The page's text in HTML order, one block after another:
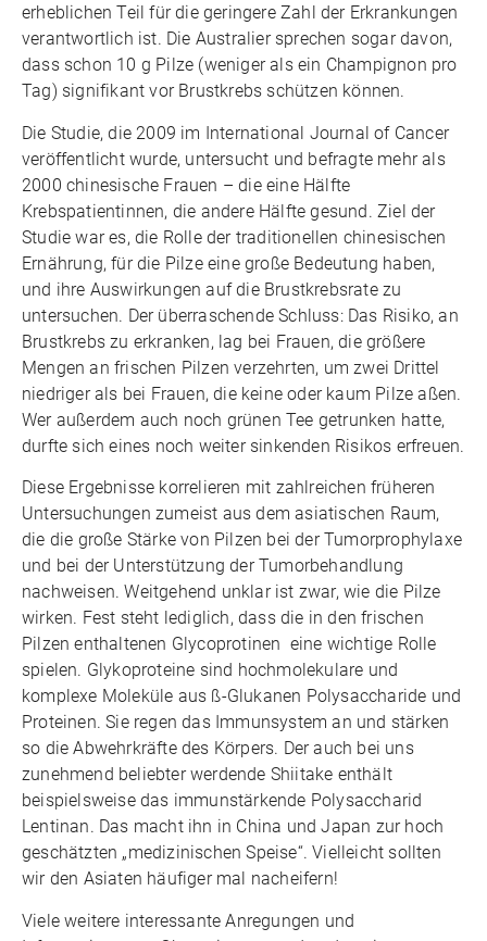
erheblichen Teil für die geringere Zahl der Erkrankungen
verantwortlich ist. Die Australier sprechen sogar davon,
dass schon 10 g Pilze (weniger als ein Champignon pro
Tag) signifikant vor Brustkrebs schützen können.
Die Studie, die 2009 im International Journal of Cancer
veröffentlicht wurde, untersucht und befragte mehr als
2000 chinesische Frauen – die eine Hälfte
Krebspatientinnen, die andere Hälfte gesund. Ziel der
Studie war es, die Rolle der traditionellen chinesischen
Ernährung, für die Pilze eine große Bedeutung haben,
und ihre Auswirkungen auf die Brustkrebsrate zu
untersuchen. Der überraschende Schluss: Das Risiko, an
Brustkrebs zu erkranken, lag bei Frauen, die größere
Mengen an frischen Pilzen verzehrten, um zwei Drittel
niedriger als bei Frauen, die keine oder kaum Pilze aßen.
Wer außerdem auch noch grünen Tee getrunken hatte,
durfte sich eines noch weiter sinkenden Risikos erfreuen.
Diese Ergebnisse korrelieren mit zahlreichen früheren
Untersuchungen zumeist aus dem asiatischen Raum,
die die große Stärke von Pilzen bei der Tumorprophylaxe
und bei der Unterstützung der Tumorbehandlung
nachweisen. Weitgehend unklar ist zwar, wie die Pilze
wirken. Fest steht lediglich, dass die in den frischen
Pilzen enthaltenen Glycoprotinen eine wichtige Rolle
spielen. Glykoproteine sind hochmolekulare und
komplexe Moleküle aus ß-Glukanen Polysaccharide und
Proteinen. Sie regen das Immunsystem an und stärken
so die Abwehrkräfte des Körpers. Der auch bei uns
zunehmend beliebter werdende Shiitake enthält
beispielsweise das immunstärkende Polysaccharid
Lentinan. Das macht ihn in China und Japan zur hoch
geschätzten „medizinischen Speise“. Vielleicht sollten
wir den Asiaten häufiger mal nacheifern!
Viele weitere interessante Anregungen und